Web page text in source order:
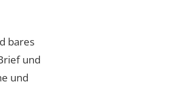
bares
und
und